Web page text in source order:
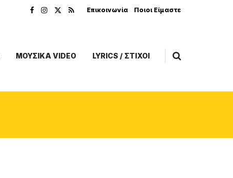
Επικοινωνία Ποιοι Είμαστε
ΜΟΥΣΙΚΑ VIDEO LYRICS / ΣΤΙΧΟΙ